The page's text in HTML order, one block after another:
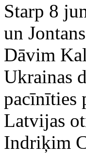
Starp 8
un
Dāvim
Ukrainas
pacīnīties
Latvijas
Indriķim